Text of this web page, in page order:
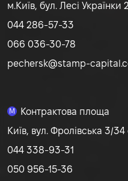
м.Київ, бул. Лесі Українки
044 286-57-33
066 036-30-78
pechersk@stamp-
M
Контрактова площа
Київ, вул. Фролівська 3/34
044 338-93-31
050 956-15-36